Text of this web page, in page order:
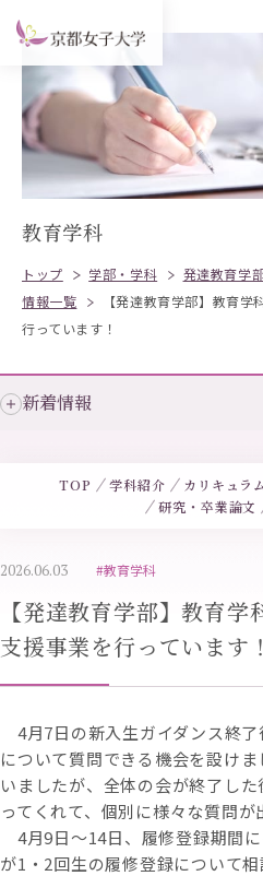
教育学科
トップ 学部・学科 発達教育学
情報一覧
【発達教育学部】教育
行っています！
新着情報
TOP 学科紹介 カリキュラ
研究・卒業論文
2026.06.03 #教育学科
【発達教育学部】教育
支援事業を行っています！
4月7日の新入生ガイダンス終
について質問できる機会を設け
いましたが、全体の会が終了し
ってくれて、個別に様々な質問が
4月9日～14日、履修登録期間
が1・2回生の履修登録について